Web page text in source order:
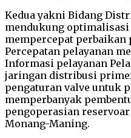
Kedua yakni Bidang
mendukung
mempercepat perbaikan
Percepatan pelayanan
Informasi pelayanan
jaringan distribusi
pengaturan valve untuk
memperbanyak
pengoperasian reservoar
Monang-Maning.